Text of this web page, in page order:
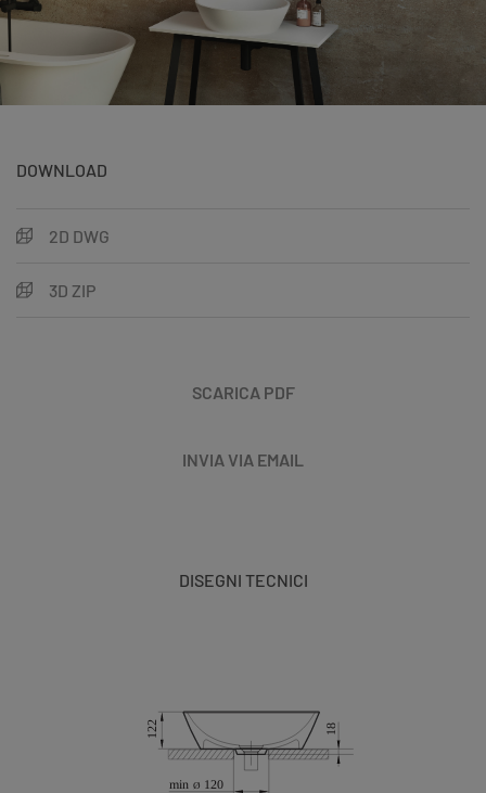
DOWNLOAD
2D DWG
3D ZIP
SCARICA PDF
INVIA VIA EMAIL
DISEGNI TECNICI